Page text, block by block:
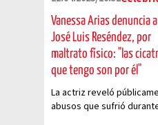
Vanessa Arias denuncia
José Luis Reséndez, por
maltrato físico: "las
que tengo son por él"
La actriz reveló
abusos que sufrió